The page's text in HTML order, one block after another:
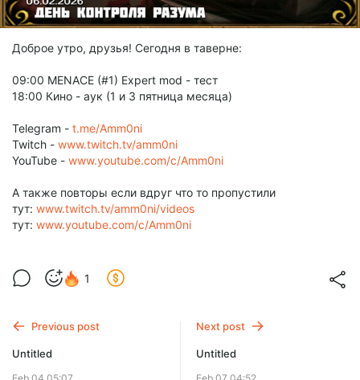
Доброе утро, друзья! Сегодня в таверне:
09:00 MENACE (#1) Expert mod - тест
18:00 Кино - аук (1 и 3 пятница месяца)
Telegram - t.me/Amm0ni
Twitch - www.twitch.tv/amm0ni
YouTube - www.youtube.com/c/Amm0ni
А также повторы если вдруг что то пропустили
тут: www.twitch.tv/amm0ni/videos
тут: www.youtube.com/c/Amm0ni
1
Previous post
Untitled
Next post
Untitled